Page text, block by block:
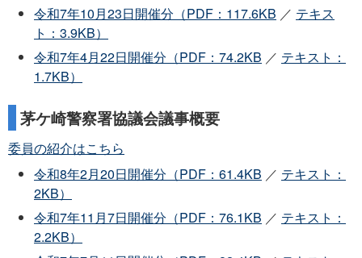
令和7年10月23日開催分（PDF：117.6KB ／ テキス
ト：3.9KB）
令和7年4月22日開催分（PDF：74.2KB ／ テキスト：
1.7KB）
茅ケ崎警察署協議会議事概要
委員の紹介はこちら
令和8年2月20日開催分（PDF：61.4KB ／ テキスト：
2KB）
令和7年11月7日開催分（PDF：76.1KB ／ テキスト：
2.2KB）